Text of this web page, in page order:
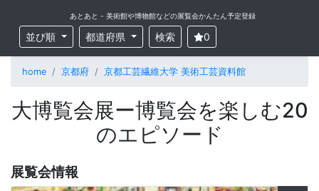
あとあと - 美術館や博物館などの展覧会かんたん予定登録
並び順 都道府県 検索 0
home 京都府 京都工芸繊維大学 美術工芸資料館
大博覧会展ー博覧会を楽しむ20
のエピソード
展覧会情報